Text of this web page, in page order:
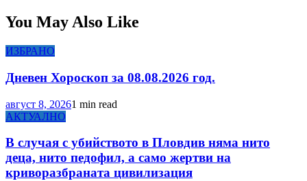
You May Also Like
ИЗБРАНО
Дневен Хороскоп за 08.08.2026 год.
август 8, 20261 min read
АКТУАЛНО
В случая с убийството в Пловдив няма нито
деца, нито педофил, а само жертви на
криворазбраната цивилизация